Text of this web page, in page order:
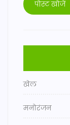
खेल
मनोरंजन